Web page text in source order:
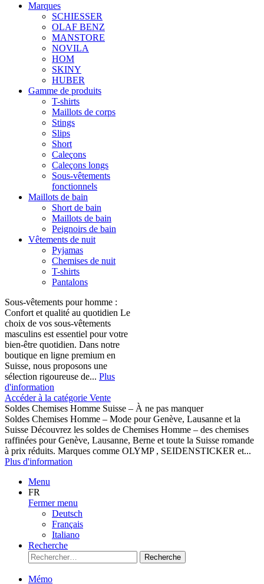
Marques
SCHIESSER
OLAF BENZ
MANSTORE
NOVILA
HOM
SKINY
HUBER
Gamme de produits
T-shirts
Maillots de corps
Stings
Slips
Short
Caleçons
Caleçons longs
Sous-vêtements
fonctionnels
Maillots de bain
Short de bain
Maillots de bain
Peignoirs de bain
Vêtements de nuit
Pyjamas
Chemises de nuit
T-shirts
Pantalons
Sous-vêtements pour homme :
Confort et qualité au quotidien Le
choix de vos sous-vêtements
masculins est essentiel pour votre
bien-être quotidien. Dans notre
boutique en ligne premium en
Suisse, nous proposons une
sélection rigoureuse de... Plus
d'information
Accéder à la catégorie Vente
Soldes Chemises Homme Suisse – À ne pas manquer
Soldes Chemises Homme – Mode pour Genève, Lausanne et la
Suisse Découvrez les soldes de Chemises Homme – des chemises
raffinées pour Genève, Lausanne, Berne et toute la Suisse romande
à prix réduits. Marques comme OLYMP , SEIDENSTICKER et...
Plus d'information
Menu
FR
Fermer menu
Deutsch
Français
Italiano
Recherche
Recherche
Mémo